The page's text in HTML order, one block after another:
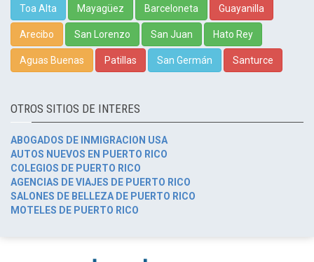
Toa Alta Mayagüez Barceloneta Guayanilla
Arecibo San Lorenzo San Juan Hato Rey
Aguas Buenas Patillas San Germán Santurce
OTROS SITIOS DE INTERES
ABOGADOS DE INMIGRACION USA
AUTOS NUEVOS EN PUERTO RICO
COLEGIOS DE PUERTO RICO
AGENCIAS DE VIAJES DE PUERTO RICO
SALONES DE BELLEZA DE PUERTO RICO
MOTELES DE PUERTO RICO